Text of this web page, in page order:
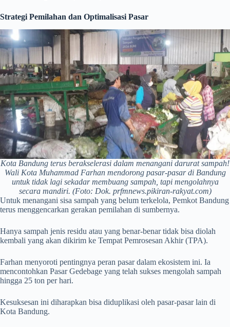
Strategi Pemilahan dan Optimalisasi Pasar
Kota Bandung terus berakselerasi dalam menangani darurat sampah!
Wali Kota Muhammad Farhan mendorong pasar-pasar di Bandung
untuk tidak lagi sekadar membuang sampah, tapi mengolahnya
secara mandiri. (Foto: Dok. prfmnews.pikiran-rakyat.com)
Untuk menangani sisa sampah yang belum terkelola, Pemkot Bandung
terus menggencarkan gerakan pemilahan di sumbernya.
Hanya sampah jenis residu atau yang benar-benar tidak bisa diolah
kembali yang akan dikirim ke Tempat Pemrosesan Akhir (TPA).
Farhan menyoroti pentingnya peran pasar dalam ekosistem ini. Ia
mencontohkan Pasar Gedebage yang telah sukses mengolah sampah
hingga 25 ton per hari.
Kesuksesan ini diharapkan bisa diduplikasi oleh pasar-pasar lain di
Kota Bandung.